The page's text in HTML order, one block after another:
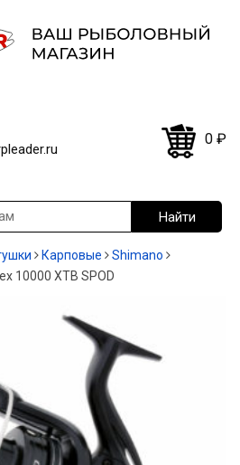
0 ₽
Карповые
Shimano
10000 XTB SPOD